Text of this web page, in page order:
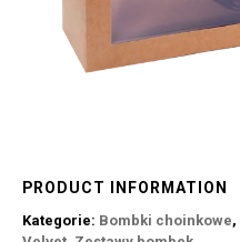
PRODUCT INFORMATION
Kategorie: Bombki choinkowe,